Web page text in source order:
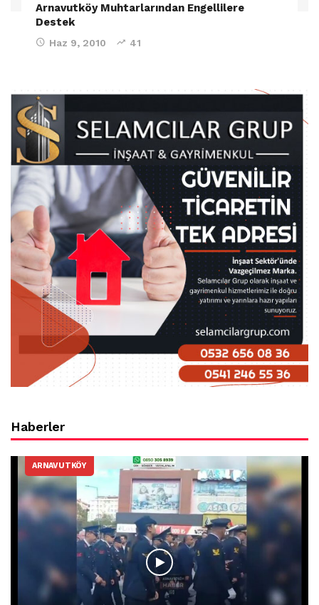
Arnavutköy Muhtarlarından Engellilere
Destek
Haz 9, 2010 41
Haberler
ARNAVUTKÖY